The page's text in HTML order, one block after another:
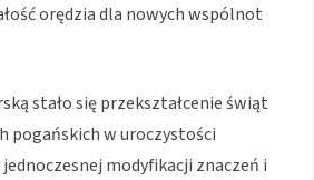
orędzia dla nowych wspólnot
stało się przekształcenie świąt
pogańskich w uroczystości
modyfikacji znaczeń i